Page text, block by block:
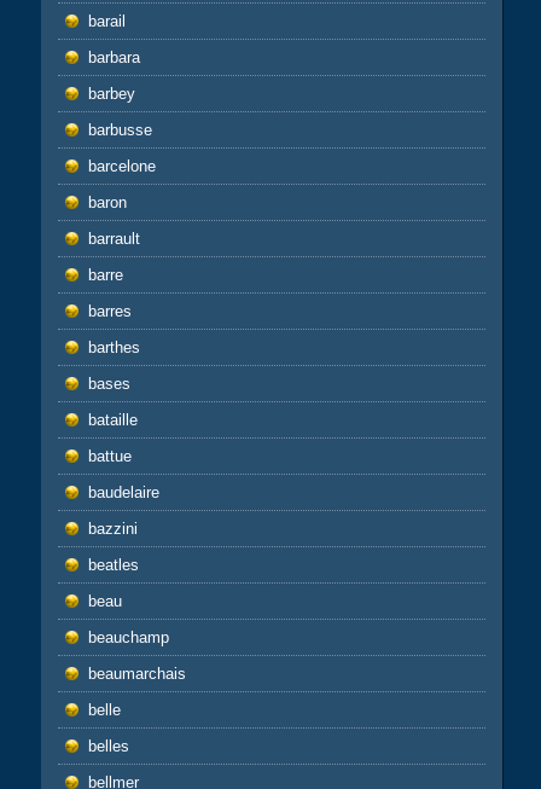
barail
barbara
barbey
barbusse
barcelone
baron
barrault
barre
barres
barthes
bases
bataille
battue
baudelaire
bazzini
beatles
beau
beauchamp
beaumarchais
belle
belles
bellmer